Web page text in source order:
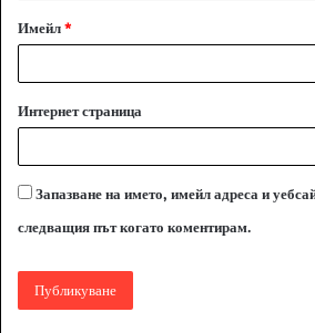
Имейл*
Интернет страница
Запазване на името, имейл адреса и
следващия път когато коментирам.